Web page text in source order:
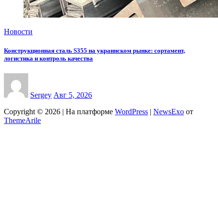
Новости
Конструкционная сталь S355 на украинском рынке: сортамент,
логистика и контроль качества
Sergey Авг 5, 2026
Copyright © 2026 | На платформе WordPress NewsExo от
ThemeArile